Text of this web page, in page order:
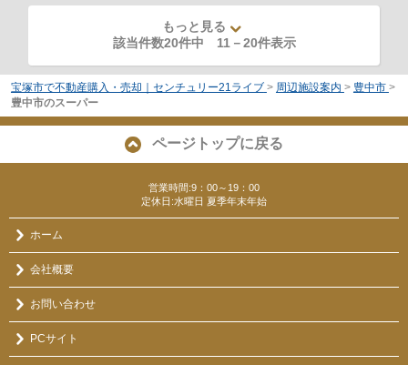
もっと見る
該当件数20件中 11 －20件表示
宝塚市で不動産購入・売却｜センチュリー21ライブ > 周辺施設案内 > 豊中市 >
豊中市のスーパー
ページトップに戻る
営業時間:9：00～19：00
定休日:水曜日 夏季年末年始
ホーム
会社概要
お問い合わせ
PCサイト